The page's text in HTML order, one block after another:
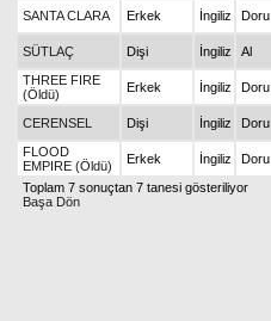
SANTA CLARA
Erkek İngiliz Doru
SÜTLAÇ
Dişi İngiliz Al
THREE FIRE
(Öldü)
Erkek İngiliz Doru
CERENSEL
Dişi İngiliz Doru
FLOOD
EMPIRE (Öldü)
Erkek İngiliz Doru
Toplam 7 sonuçtan 7 tanesi gösteriliyor
Başa Dön